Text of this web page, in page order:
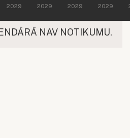
2029 2029 2029 2029
NAV NOTIKUMU.